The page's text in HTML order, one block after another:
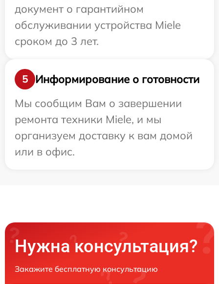
документ о гарантийном
обслуживании устройства Miele
сроком до 3 лет.
5
Информирование о готовности
Мы сообщим Вам о завершении
ремонта техники Miele, и мы
организуем доставку к вам домой
или в офис.
Нужна консультация?
Закажите бесплатную консультацию